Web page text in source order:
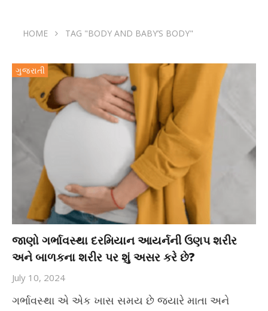
HOME TAG "BODY AND BABY’S BODY"
ગુજરાતી
જાણો ગર્ભાવસ્થા દરમિયાન આયર્નની ઉણપ શરીર
અને બાળકના શરીર પર શું અસર કરે છે?
July 10, 2024
ગર્ભાવસ્થા એ એક ખાસ સમય છે જ્યારે માતા અને